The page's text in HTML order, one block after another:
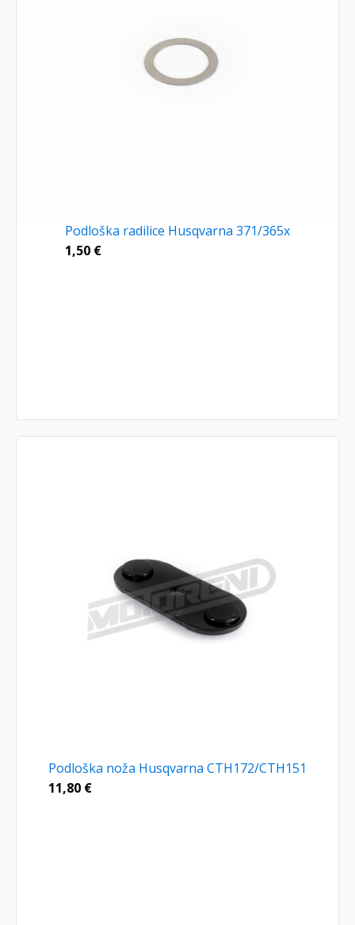
Podloška radilice Husqvarna 371/365x
1,50 €
Podloška noža Husqvarna CTH172/CTH151
11,80 €